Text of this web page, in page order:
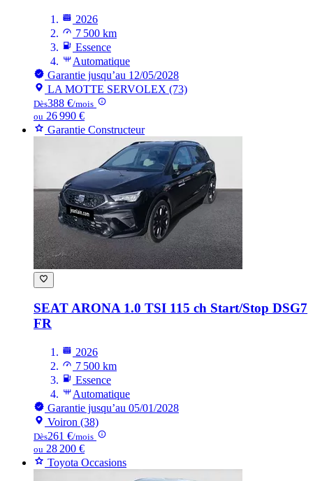
2026
7 500 km
Essence
Automatique
Garantie jusqu’au 12/05/2028
LA MOTTE SERVOLEX (73)
Dès388 €/mois
ou 26 990 €
Garantie Constructeur
SEAT ARONA 1.0 TSI 115 ch Start/Stop DSG7
FR
2026
7 500 km
Essence
Automatique
Garantie jusqu’au 05/01/2028
Voiron (38)
Dès261 €/mois
ou 28 200 €
Toyota Occasions